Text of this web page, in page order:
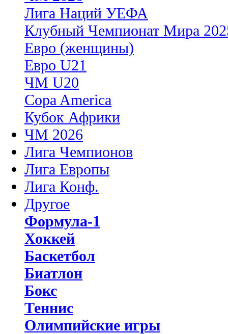
Лига Наций УЕФА
Клубный Чемпионат Мира
Евро (женщины)
Евро U21
ЧМ U20
Copa America
Кубок Африки
ЧМ 2026
Лига Чемпионов
Лига Европы
Лига Конф.
Другое
Формула-1
Хоккей
Баскетбол
Биатлон
Бокс
Теннис
Олимпийские игры